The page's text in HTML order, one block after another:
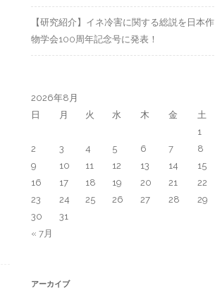
【研究紹介】イネ冷害に関する総説を日本作
物学会100周年記念号に発表！
2026年8月
日
月 火 水 木 金 土
« 7月
1
2
3 4 5 6 7
8
9
10 11 12 13 14
15
16
17 18 19 20 21
22
23
24 25 26 27 28
29
30
31
アーカイブ